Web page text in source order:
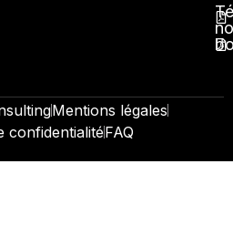
Mentions légales
confidentialitéFAQ